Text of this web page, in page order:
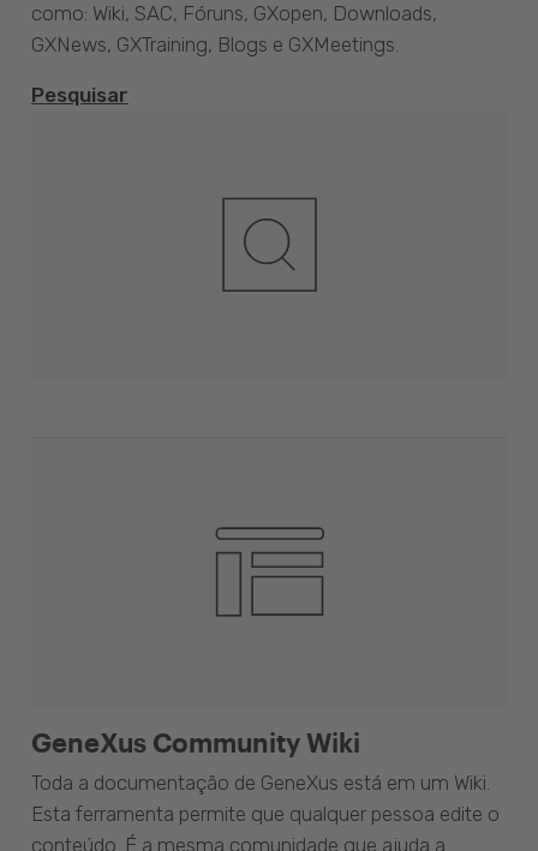
GeneXus Community Wiki
Toda a documentação de GeneXus está em um Wiki.
Esta ferramenta permite que qualquer pessoa edite o
conteúdo. É a mesma comunidade que ajuda a
como: Wiki, SAC, Fóruns, GXopen, Downloads,
GXNews, GXTraining, Blogs e GXMeetings.
Pesquisar